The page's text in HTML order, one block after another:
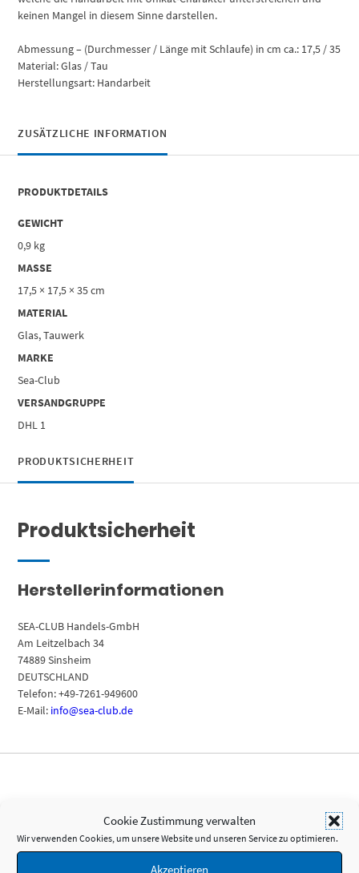
Cookie Zustimmung verwalten
Wir verwenden Cookies, um unsere Website und unseren Service zu optimieren.
Akzeptieren
keinen Mangel in diesem Sinne darstellen.
Abmessung – (Durchmesser / Länge mit Schlaufe) in cm ca.: 17,5 / 35
Material: Glas / Tau
Herstellungsart: Handarbeit
ZUSÄTZLICHE INFORMATION
PRODUKTDETAILS
GEWICHT
0,9 kg
MASSE
17,5 × 17,5 × 35 cm
MATERIAL
Glas, Tauwerk
MARKE
Sea-Club
VERSANDGRUPPE
DHL 1
PRODUKTSICHERHEIT
Produktsicherheit
Herstellerinformationen
SEA-CLUB Handels-GmbH
Am Leitzelbach 34
74889 Sinsheim
DEUTSCHLAND
Telefon: +49-7261-949600
E-Mail: info@sea-club.de
Das könnte Ihnen auch
gefallen …